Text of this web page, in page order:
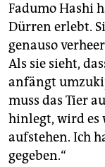
Fadumo Hashi
Dürren erlebt.
genauso
Als sie sieht,
anfängt
muss das Tier
hinlegt, wird es
aufstehen. Ich
gegeben.“